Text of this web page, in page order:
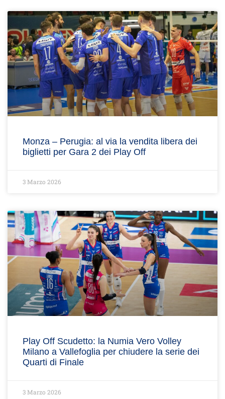
Monza – Perugia: al via la vendita libera dei
biglietti per Gara 2 dei Play Off
3 Marzo 2026
Play Off Scudetto: la Numia Vero Volley
Milano a Vallefoglia per chiudere la serie dei
Quarti di Finale
3 Marzo 2026